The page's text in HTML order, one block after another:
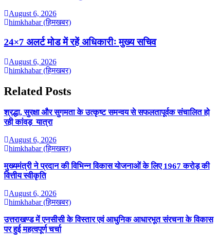
August 6, 2026
himkhabar (हिमखबर)
24×7 अलर्ट मोड में रहें अधिकारीः मुख्य सचिव
August 6, 2026
himkhabar (हिमखबर)
Related Posts
श्रद्धा, सुरक्षा और सुगमता के उत्कृष्ट समन्वय से सफलतापूर्वक संचालित हो
रही कांवड़ यात्रा
August 6, 2026
himkhabar (हिमखबर)
मुख्यमंत्री ने प्रदान की विभिन्न विकास योजनाओं के लिए 1967 करोड़ की
वित्तीय स्वीकृति
August 6, 2026
himkhabar (हिमखबर)
उत्तराखण्ड में एनसीसी के विस्तार एवं आधुनिक आधारभूत संरचना के विकास
पर हुई महत्वपूर्ण चर्चा